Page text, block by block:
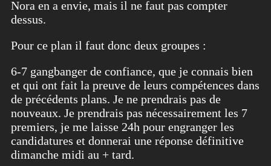
Nora en a envie, mais il ne faut pas compter
dessus.
Pour ce plan il faut donc deux groupes :
6-7 gangbanger de confiance, que je connais bien
et qui ont fait la preuve de leurs compétences dans
de précédents plans. Je ne prendrais pas de
nouveaux. Je prendrais pas nécessairement les 7
premiers, je me laisse 24h pour engranger les
candidatures et donnerai une réponse définitive
dimanche midi au + tard.